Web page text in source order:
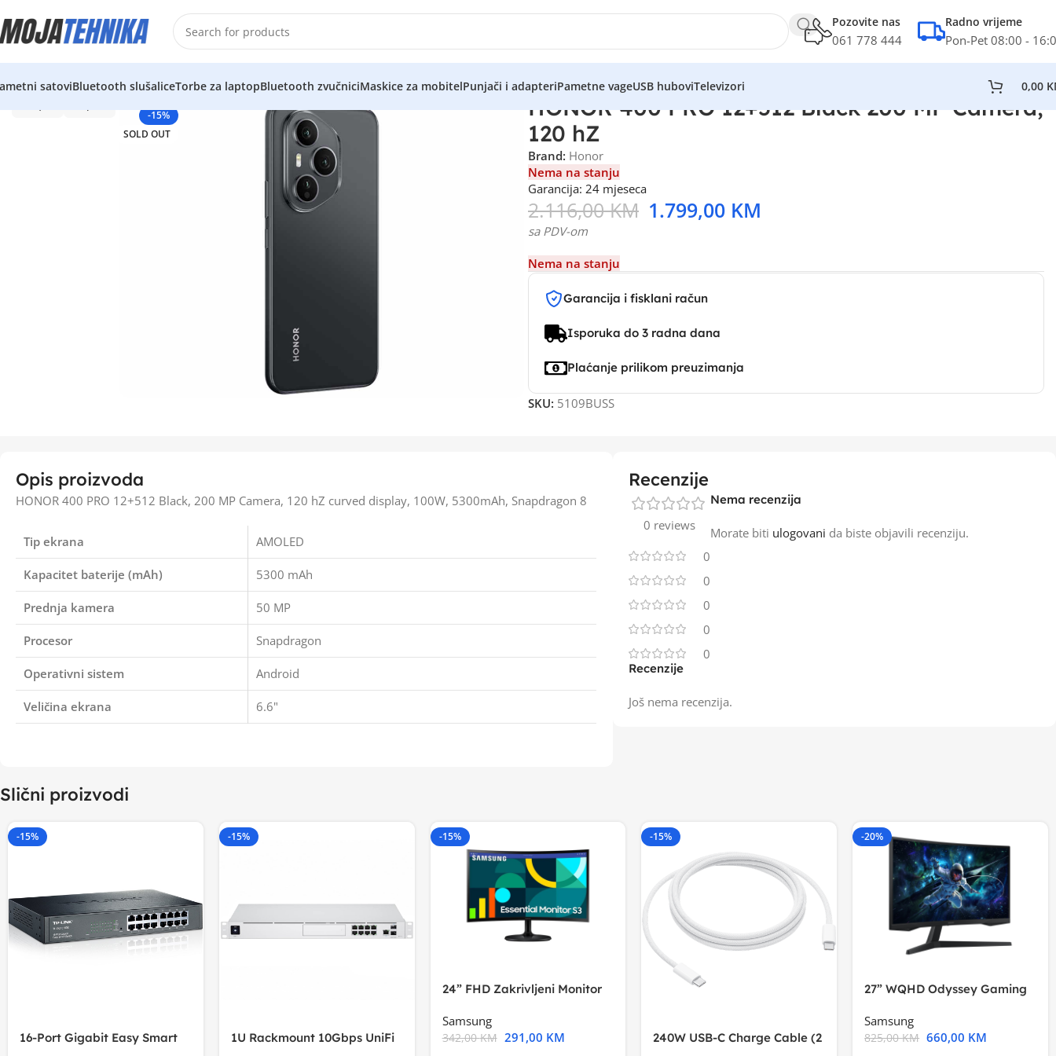
Pozovite nas
061 778 444
Radno vrijeme
Pon-Pet 08:00 -
satoviBluetooth slušaliceTorbe za laptopBluetooth zvučniciMaskice za mobitelPunjači i adapteriPametne vageUSB huboviTelevizori 0,00
-15%
SOLD OUT
HONOR 400 PRO 12+512 Black 200 MP Camera,
120 hZ
Brand: Honor
Nema na stanju
Garancija: 24 mjeseca
2.116,00KM 1.799,00 KM
sa PDV-om
Nema na stanju
Garancija i fisklani račun
Isporuka do 3 radna dana
Plaćanje prilikom preuzimanja
SKU: 5109BUSS
Opis proizvoda
HONOR 400 PRO 12+512 Black, 200 MP Camera, 120 hZ curved display, 100W, 5300mAh, Snapdragon 8
Tip ekrana AMOLED
Kapacitet baterije (mAh) 5300 mAh
Prednja kamera 50 MP
Procesor Snapdragon
Operativni sistem Android
Veličina ekrana 6.6"
Recenzije
0 reviews
0
0
0
0
0
Recenzije
Još nema recenzija.
Nema recenzija
Morate biti ulogovani da biste objavili recenziju.
Slični proizvodi
-15%
16-Port Gigabit Easy Smart
-15%
1U Rackmount 10Gbps UniFi
-15%
24” FHD Zakrivljeni Monitor
Samsung
342,00KM 291,00 KM
-15%
240W USB-C Charge Cable (2
-20%
27” WQHD Odyssey Gaming
Samsung
825,00KM 660,00 KM